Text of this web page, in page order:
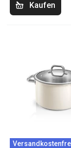
Kaufen